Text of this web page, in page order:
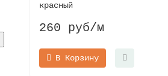
красный
260 руб/м
В Корзину